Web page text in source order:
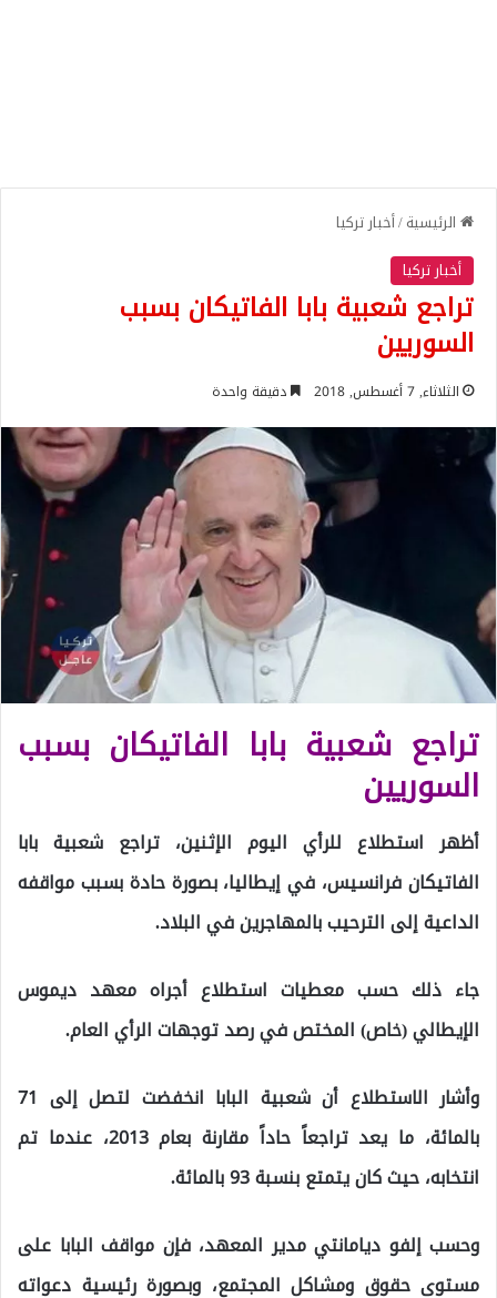
الرئيسية/أخبار تركيا
أخبار تركيا
تراجع شعبية بابا الفاتيكان بسبب
السوريين
الثلاثاء, 7 أغسطس, 2018 دقيقة واحدة
تراجع شعبية بابا الفاتيكان بسبب
السوريين
أظهر استطلاع للرأي اليوم الإثنين، تراجع شعبية بابا
الفاتيكان فرانسيس، في إيطاليا، بصورة حادة بسبب مواقفه
الداعية إلى الترحيب بالمهاجرين في البلاد.
جاء ذلك حسب معطيات استطلاع أجراه معهد ديموس
الإيطالي (خاص) المختص في رصد توجهات الرأي العام.
وأشار الاستطلاع أن شعبية البابا انخفضت لتصل إلى 71
بالمائة، ما يعد تراجعاً حاداً مقارنة بعام 2013، عندما تم
انتخابه، حيث كان يتمتع بنسبة 93 بالمائة.
وحسب إلفو ديامانتي مدير المعهد، فإن مواقف البابا على
مستوى حقوق ومشاكل المجتمع، وبصورة رئيسية دعواته